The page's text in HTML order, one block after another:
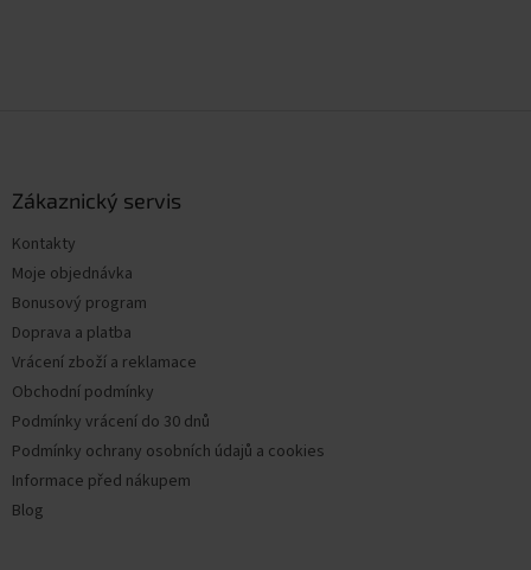
Zákaznický servis
Kontakty
Moje objednávka
Bonusový program
Doprava a platba
Vrácení zboží a reklamace
Obchodní podmínky
Podmínky vrácení do 30 dnů
Podmínky ochrany osobních údajů a cookies
Informace před nákupem
Blog